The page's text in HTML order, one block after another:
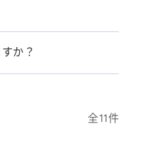
か？
全11件